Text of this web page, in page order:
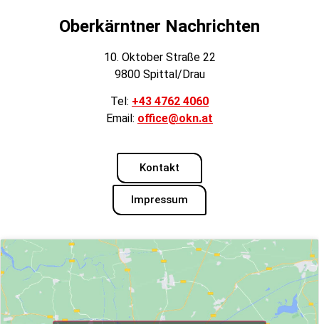
Oberkärntner Nachrichten
10. Oktober Straße 22
9800 Spittal/Drau
Tel: +43 4762 4060
Email: office@okn.at
Kontakt
Impressum